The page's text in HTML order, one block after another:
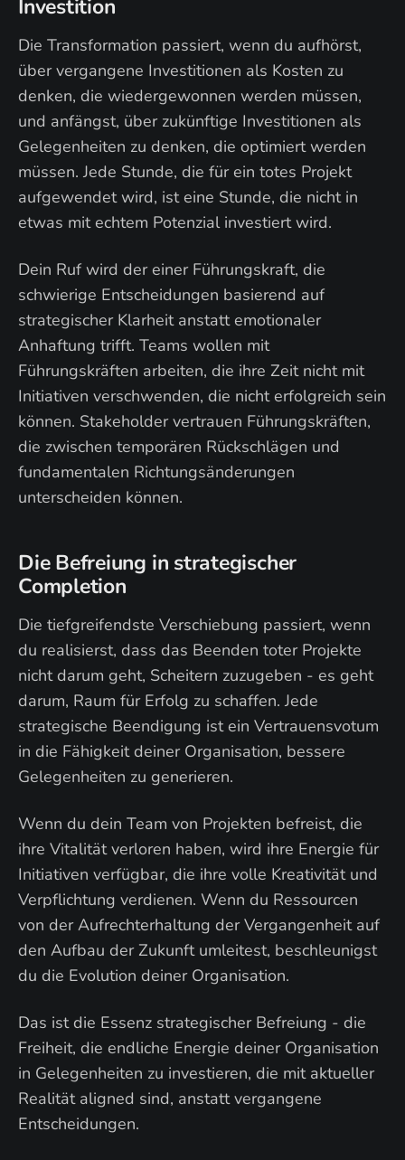
Investition
Die Transformation passiert, wenn du aufhörst,
über vergangene Investitionen als Kosten zu
denken, die wiedergewonnen werden müssen,
und anfängst, über zukünftige Investitionen als
Gelegenheiten zu denken, die optimiert werden
müssen. Jede Stunde, die für ein totes Projekt
aufgewendet wird, ist eine Stunde, die nicht in
etwas mit echtem Potenzial investiert wird.
Dein Ruf wird der einer Führungskraft, die
schwierige Entscheidungen basierend auf
strategischer Klarheit anstatt emotionaler
Anhaftung trifft. Teams wollen mit
Führungskräften arbeiten, die ihre Zeit nicht mit
Initiativen verschwenden, die nicht erfolgreich sein
können. Stakeholder vertrauen Führungskräften,
die zwischen temporären Rückschlägen und
fundamentalen Richtungsänderungen
unterscheiden können.
Die Befreiung in strategischer
Completion
Die tiefgreifendste Verschiebung passiert, wenn
du realisierst, dass das Beenden toter Projekte
nicht darum geht, Scheitern zuzugeben - es geht
darum, Raum für Erfolg zu schaffen. Jede
strategische Beendigung ist ein Vertrauensvotum
in die Fähigkeit deiner Organisation, bessere
Gelegenheiten zu generieren.
Wenn du dein Team von Projekten befreist, die
ihre Vitalität verloren haben, wird ihre Energie für
Initiativen verfügbar, die ihre volle Kreativität und
Verpflichtung verdienen. Wenn du Ressourcen
von der Aufrechterhaltung der Vergangenheit auf
den Aufbau der Zukunft umleitest, beschleunigst
du die Evolution deiner Organisation.
Das ist die Essenz strategischer Befreiung - die
Freiheit, die endliche Energie deiner Organisation
in Gelegenheiten zu investieren, die mit aktueller
Realität aligned sind, anstatt vergangene
Entscheidungen.